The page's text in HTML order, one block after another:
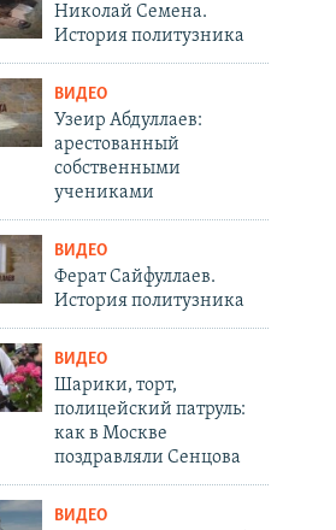
Николай Семена.
История политузника
ВИДЕО
Узеир Абдуллаев:
арестованный
собственными
учениками
ВИДЕО
Ферат Сайфуллаев.
История политузника
ВИДЕО
Шарики, торт,
полицейский патруль:
как в Москве
поздравляли Сенцова
ВИДЕО